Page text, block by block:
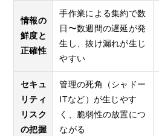
情報の
鮮度と
正確性
手作業による集約で数
日〜数週間の遅延が発
生し、抜け漏れが生じ
やすい
セキュ
リティ
リスク
の把握
管理の死角（シャドー
ITなど）が生じやす
く、脆弱性の放置につ
ながる